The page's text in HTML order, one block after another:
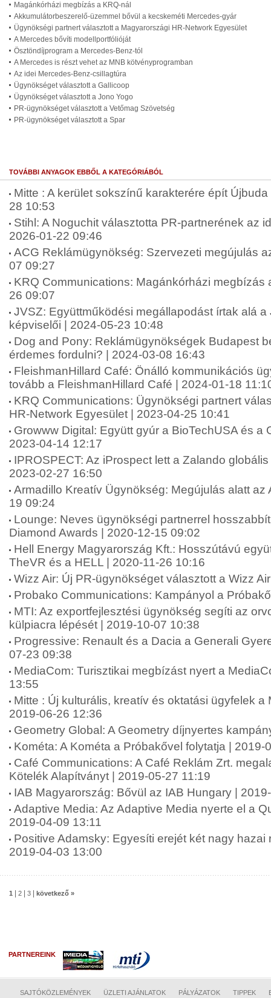
Magánkórházi megbízás a KRQ-nál
Akkumulátorbeszerelő-üzemmel bővül a kecskeméti Mercedes-gyár
Ügynökségi partnert választott a Magyarországi HR-Network Egyesület
A Mercedes bővíti modellportfólióját
Ösztöndíjprogram a Mercedes-Benz-tól
A Mercedes is részt vehet az MNB kötvényprogramban
Az idei Mercedes-Benz-csillagtúra
Ügynökséget választott a Gallicoop
Ügynökséget választott a Jono Yogo
PR-ügynökséget választott a Vetőmag Szövetség
PR-ügynökséget választott a Spar
TOVÁBBI ANYAGOK EBBŐL A KATEGÓRIÁBÓL
Mitte : A kerület sokszínű karakterére épít
28 10:53
Stihl: A Noguchit választotta PR-partnerének az
2026-01-22 09:46
ACG Reklámügynökség: Szervezeti megújulás
07 09:27
KRQ Communications: Magánkórházi megbízás
26 09:07
JVSZ: Együttműködési megállapodást írtak alá
képviselői | 2024-05-23 10:48
Dog and Pony: Reklámügynökségek Budapest
érdemes fordulni? | 2024-03-08 16:43
FleishmanHillard Café: Önálló kommunikációs
tovább a FleishmanHillard Café | 2024-01-18
KRQ Communications: Ügynökségi partnert
HR-Network Egyesület | 2023-04-25 10:41
Growww Digital: Együtt gyúr a BioTechUSA és a
2023-04-14 12:17
IPROSPECT: Az iProspect lett a Zalando
2023-02-27 16:50
Armadillo Kreatív Ügynökség: Megújulás alatt az
19 09:24
Lounge: Neves ügynökségi partnerrel
Diamond Awards | 2020-12-15 09:02
Hell Energy Magyarország Kft.: Hosszútávú
TheVR és a HELL | 2020-11-26 10:16
Wizz Air: Új PR-ügynökséget választott a Wizz
Probako Communications: Kampányol a
MTI: Az exportfejlesztési ügynökség segíti az
külpiacra lépését | 2019-10-07 10:38
Progressive: Renault és a Dacia a Generali
07-23 09:38
MediaCom: Turisztikai megbízást nyert a
13:55
Mitte : Új kulturális, kreatív és oktatási ügyfelek a
2019-06-26 12:36
Geometry Global: A Geometry díjnyertes
Kométa: A Kométa a Próbakővel folytatja | 2019-
Café Communications: A Café Reklám Zrt.
Kötelék Alapítványt | 2019-05-27 11:19
IAB Magyarország: Bővül az IAB Hungary |
Adaptive Media: Az Adaptive Media nyerte el a
2019-04-09 13:11
Positive Adamsky: Egyesíti erejét két nagy hazai
2019-04-03 13:00
1 2 3 következő »
PARTNEREINK
SAJTÓKÖZLEMÉNYEK ÜZLETI AJÁNLATOK PÁLYÁZATOK TIPPEK